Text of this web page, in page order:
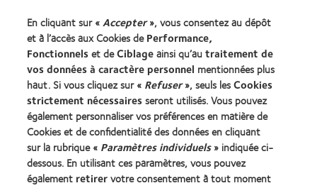
Technologie des lentilles de contact
Trouver un specialiste
Lentilles de contact et vision
Nouveau porteur
Porteur de longue date
En cliquant sur «Accepter», vous consentez au dépôt
et à l’accès aux Cookies dePerformance,
Fonctionnelset deCiblageainsi qu’autraitement de
vos données à caractère personnel mentionnées plus
haut. Si vous cliquez sur « Refuser», seuls lesCookies
strictement nécessairesseront utilisés. Vous pouvez
également personnaliser vos préférences en matière de
Cookies et de confidentialité des données en cliquant
sur la rubrique « Paramètres individuels» indiquée ci-
dessous. En utilisant ces paramètres, vous pouvez
également retirervotre consentement à tout moment